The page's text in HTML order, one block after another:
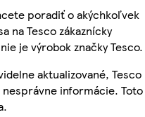
poradiť o akýchkoľvek
na Tesco zákaznícky
je výrobok značky Tesco.
aktualizované, Tesco
informácie. Toto